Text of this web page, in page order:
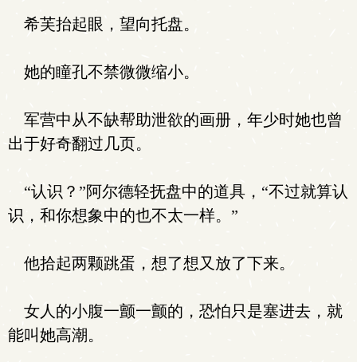
希芙抬起眼，望向托盘。
她的瞳孔不禁微微缩小。
军营中从不缺帮助泄欲的画册，年少时她也曾
出于好奇翻过几页。
“认识？”阿尔德轻抚盘中的道具，“不过就算认
识，和你想象中的也不太一样。”
他拾起两颗跳蛋，想了想又放了下来。
女人的小腹一颤一颤的，恐怕只是塞进去，就
能叫她高潮。